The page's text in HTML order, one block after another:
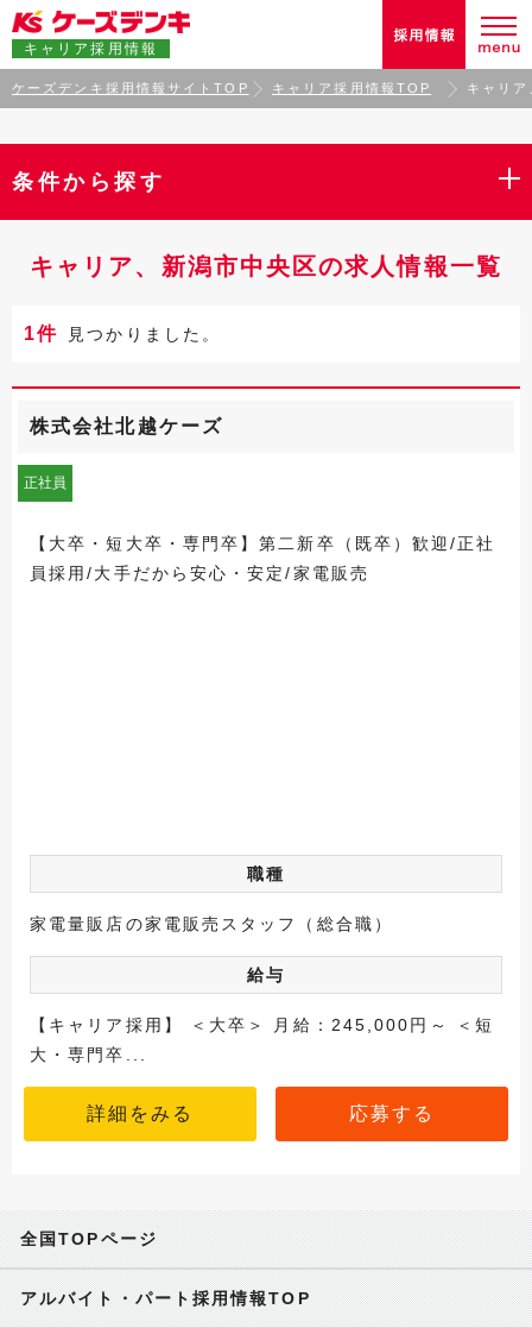
キャリア採用情報
ケーズデンキ採用情報サイトTOP キャリア採用情報TOP キャリ
条件から探す
キャリア、新潟市中央区の求人情報一覧
1件 見つかりました。
株式会社北越ケーズ
正社員
【大卒・短大卒・専門卒】第二新卒（既卒）歓迎/正社
員採用/大手だから安心・安定/家電販売
職種
家電量販店の家電販売スタッフ（総合職）
給与
【キャリア採用】 ＜大卒＞ 月給：245,000円～ ＜短
大・専門卒...
詳細をみる 応募する
全国TOPページ
アルバイト・パート採用情報TOP